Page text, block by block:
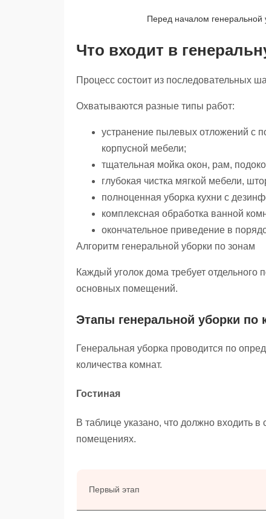
Перед началом генеральной
Что входит в
Процесс состоит из последовательных
Охватываются разные типы работ:
устранение пылевых отложений с
корпусной мебели;
тщательная мойка окон, рам,
глубокая чистка мягкой мебели,
полноценная уборка кухни с
комплексная обработка ванной
окончательное приведение в
Алгоритм генеральной уборки по зонам
Каждый уголок дома требует отдельного
основных помещений.
Этапы генеральной уборки по
Генеральная уборка проводится по
количества комнат.
Гостиная
В таблице указано, что должно входить
помещениях.
Первый этап